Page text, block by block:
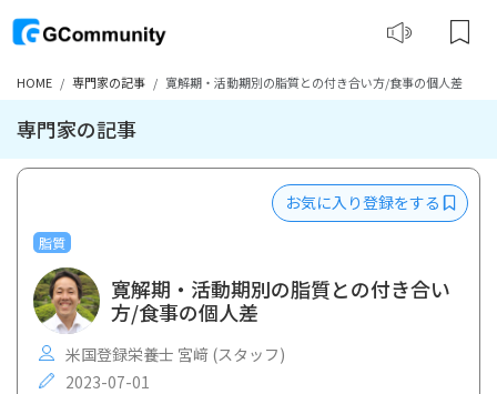
HOME 専門家の記事 寛解期・活動期別の脂質との付き合い方/食事の個人差
専門家の記事
脂質
お気に入り登録をする
寛解期・活動期別の脂質との付き合い
方/食事の個人差
米国登録栄養士 宮﨑 (スタッフ)
2023-07-01